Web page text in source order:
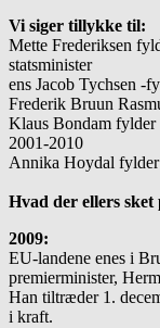
Vi siger tillykke til:
Mette Frederiksen
statsminister
ens Jacob Tychsen -
Frederik Bruun
Klaus Bondam fylder
2001-2010
Annika Hoydal
Hvad der ellers sket
2009:
EU-landene enes i
premierminister,
Han tiltræder 1.
i kraft.